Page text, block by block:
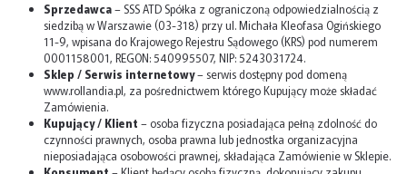
Sprzedawca– SSS ATD Spółka z ograniczoną odpowiedzialnością z
siedzibą w Warszawie (03-318) przy ul. Michała Kleofasa Ogińskiego
11-9, wpisana do Krajowego Rejestru Sądowego (KRS) pod numerem
0001158001, REGON: 540995507, NIP: 5243031724.
Sklep / Serwis internetowy– serwis dostępny pod domeną
www.rollandia.pl, za pośrednictwem którego Kupujący może składać
Zamówienia.
Kupujący / Klient – osoba fizyczna posiadająca pełną zdolność do
czynności prawnych, osoba prawna lub jednostka organizacyjna
nieposiadająca osobowości prawnej, składająca Zamówienie w Sklepie.